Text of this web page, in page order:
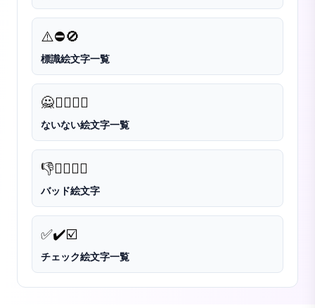
⚠️⛔️🚫
標識絵文字一覧
🙅🙅‍♀️🙅‍♂️
ないない絵文字一覧
👎👎🏻👎🏼
バッド絵文字
✅✔️☑️
チェック絵文字一覧